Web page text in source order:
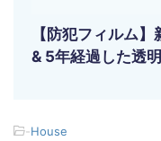
【防犯フィルム
& 5年経過した透
-House